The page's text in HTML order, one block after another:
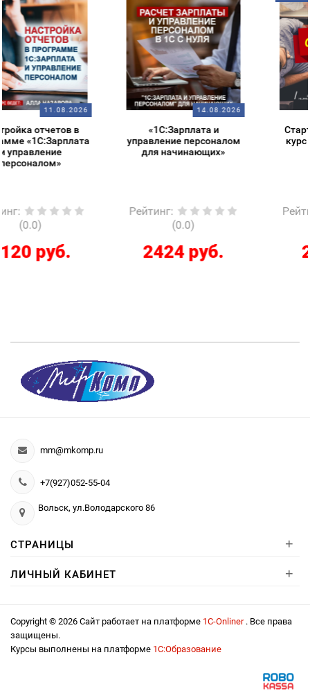
14.08.2026
«1С:Зарплата и
управление персоналом
для начинающих»
Рейтинг :
2424 руб.
14.08.2026
Старт в 1С – обзорный
курс для начинающих
Рейтинг :
286 руб.
mm@mkomp.ru
+7(927)052-55-04
Вольск, ул.Володарского 86
СТРАНИЦЫ +
ЛИЧНЫЙ КАБИНЕТ +
Copyright © 2026 Сайт работает на платформе 1С-Onliner . Все права
защищены.
Курсы выполнены на платформе 1С:Образование